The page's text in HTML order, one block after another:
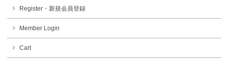
Register・新規会員登録
Member Login
Cart